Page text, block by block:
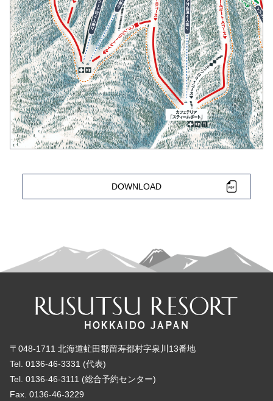
DOWNLOAD
〒048-1711 北海道虻田郡留寿都村字泉川13番地
Tel. 0136-46-3331 (代表)
Tel. 0136-46-3111 (総合予約センター)
Fax. 0136-46-3229